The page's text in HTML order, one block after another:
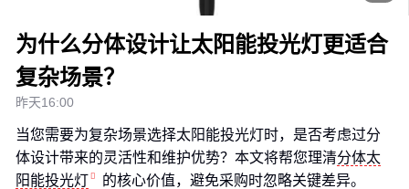
为什么分体设计让太阳能投光灯更适合
复杂场景？
昨天16:00
当您需要为复杂场景选择太阳能投光灯时，是否考虑过分
体设计带来的灵活性和维护优势？本文将帮您理清分体太
阳能投光灯
的核心价值，避免采购时忽略关键差异。